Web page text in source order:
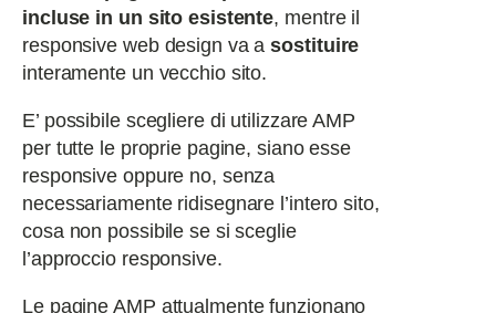
incluse in un sito esistente, mentre il
responsive web design va asostituire
interamente un vecchio sito.
E’ possibile scegliere di utilizzare AMP
per tutte le proprie pagine, siano esse
responsive oppure no, senza
necessariamente ridisegnare l’intero sito,
cosa non possibile se si sceglie
l’approccio responsive.
Le pagine AMP attualmente funzionano